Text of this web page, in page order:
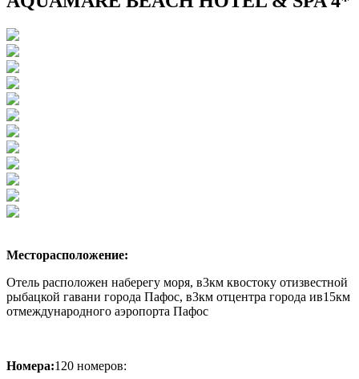
Месторасположение:
Отель расположен наберегу моря, в3км квостоку отизвестной
рыбацкой гавани города Пафос, в3км отцентра города ив15км
отмеждународного аэропорта Пафос
Номера:120 номеров: